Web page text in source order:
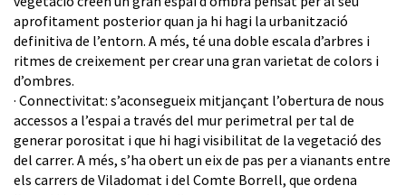
aprofitament posterior quan ja hi hagi la urbanització
definitiva de l’entorn. A més, té una doble escala d’arbres i
ritmes de creixement per crear una gran varietat de colors i
d’ombres.
· Connectivitat: s’aconsegueix mitjançant l’obertura de nous
accessos a l’espai a través del mur perimetral per tal de
generar porositat i que hi hagi visibilitat de la vegetació des
del carrer. A més, s’ha obert un eix de pas per a vianants entre
els carrers de Viladomat i del Comte Borrell, que ordena